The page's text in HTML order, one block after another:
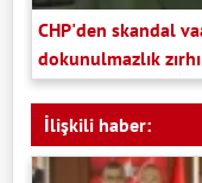
CHP'den skandal
dokunulmazlık zırhı
İlişkili haber: